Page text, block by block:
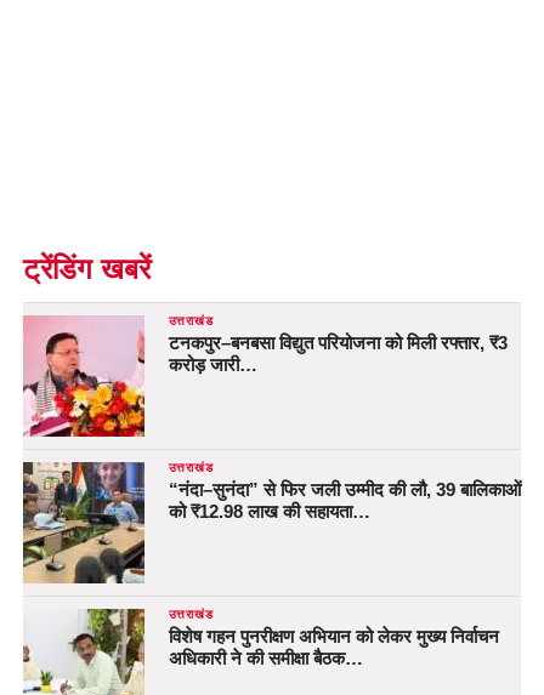
ट्रेंडिंग खबरें
उत्तराखंड
टनकपुर–बनबसा विद्युत परियोजना को मिली रफ्तार, ₹3
करोड़ जारी…
उत्तराखंड
“नंदा–सुनंदा” से फिर जली उम्मीद की लौ, 39 बालिकाओं
को ₹12.98 लाख की सहायता…
उत्तराखंड
विशेष गहन पुनरीक्षण अभियान को लेकर मुख्य निर्वाचन
अधिकारी ने की समीक्षा बैठक…